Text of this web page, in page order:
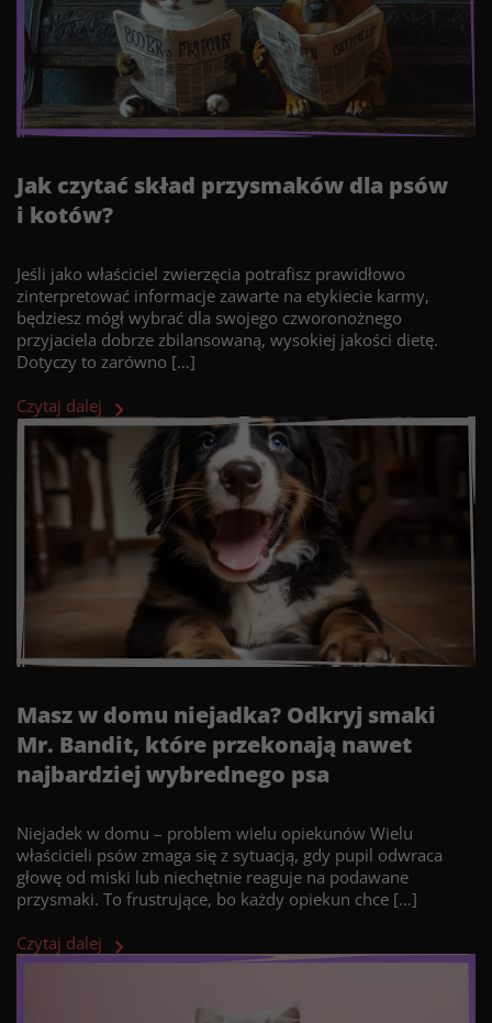
Jak czytać skład przysmaków dla psów
i kotów?
Jeśli jako właściciel zwierzęcia potrafisz prawidłowo
zinterpretować informacje zawarte na etykiecie karmy,
będziesz mógł wybrać dla swojego czworonożnego
przyjaciela dobrze zbilansowaną, wysokiej jakości dietę.
Dotyczy to zarówno […]
Czytaj dalej
Masz w domu niejadka? Odkryj smaki
Mr. Bandit, które przekonają nawet
najbardziej wybrednego psa
Niejadek w domu – problem wielu opiekunów Wielu
właścicieli psów zmaga się z sytuacją, gdy pupil odwraca
głowę od miski lub niechętnie reaguje na podawane
przysmaki. To frustrujące, bo każdy opiekun chce […]
Czytaj dalej